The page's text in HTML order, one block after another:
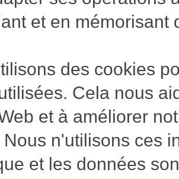
et en mémorisant
des cookies
Cela nous
et à améliorer
Nous n'utilisons ces
et les données